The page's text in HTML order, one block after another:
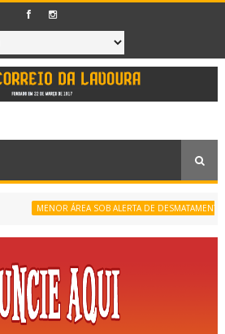
MENOR ÁREA SOB ALERTA DE DESMATAMENTO DA